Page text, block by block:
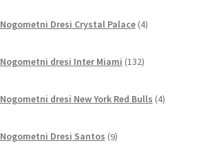
Nogometni Dresi Crystal Palace 4izdelki
Nogometni dresi Inter Miami 132izdelkov
Nogometni dresi New York Red Bulls 4izdelki
Nogometni Dresi Santos 9izdelkov